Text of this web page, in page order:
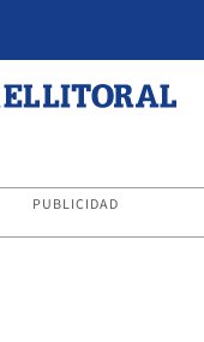
PUBLICIDAD